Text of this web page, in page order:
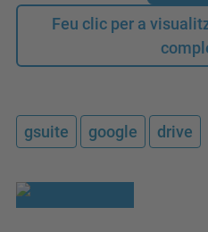
Feu clic per a
gsuite google drive